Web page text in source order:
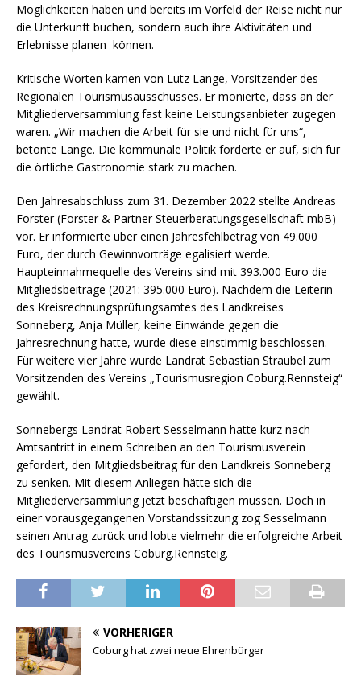
Möglichkeiten haben und bereits im Vorfeld der Reise nicht nur
die Unterkunft buchen, sondern auch ihre Aktivitäten und
Erlebnisse planen können.
Kritische Worten kamen von Lutz Lange, Vorsitzender des
Regionalen Tourismusausschusses. Er monierte, dass an der
Mitgliederversammlung fast keine Leistungsanbieter zugegen
waren. „Wir machen die Arbeit für sie und nicht für uns“,
betonte Lange. Die kommunale Politik forderte er auf, sich für
die örtliche Gastronomie stark zu machen.
Den Jahresabschluss zum 31. Dezember 2022 stellte Andreas
Forster (Forster & Partner Steuerberatungsgesellschaft mbB)
vor. Er informierte über einen Jahresfehlbetrag von 49.000
Euro, der durch Gewinnvorträge egalisiert werde.
Haupteinnahmequelle des Vereins sind mit 393.000 Euro die
Mitgliedsbeiträge (2021: 395.000 Euro). Nachdem die Leiterin
des Kreisrechnungsprüfungsamtes des Landkreises
Sonneberg, Anja Müller, keine Einwände gegen die
Jahresrechnung hatte, wurde diese einstimmig beschlossen.
Für weitere vier Jahre wurde Landrat Sebastian Straubel zum
Vorsitzenden des Vereins „Tourismusregion Coburg.Rennsteig“
gewählt.
Sonnebergs Landrat Robert Sesselmann hatte kurz nach
Amtsantritt in einem Schreiben an den Tourismusverein
gefordert, den Mitgliedsbeitrag für den Landkreis Sonneberg
zu senken. Mit diesem Anliegen hätte sich die
Mitgliederversammlung jetzt beschäftigen müssen. Doch in
einer vorausgegangenen Vorstandssitzung zog Sesselmann
seinen Antrag zurück und lobte vielmehr die erfolgreiche Arbeit
des Tourismusvereins Coburg.Rennsteig.
VORHERIGER
Coburg hat zwei neue Ehrenbürger